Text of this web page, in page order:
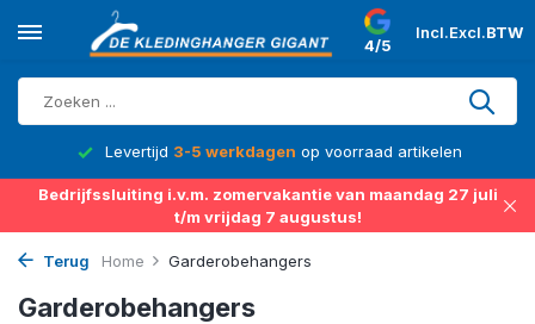
4/5
Incl.Excl.BTW
14 dagenbedenktijd na levering
Bedrijfssluiting i.v.m. zomervakantie van maandag 27 juli
t/m vrijdag 7 augustus!
Terug Home Garderobehangers
Garderobehangers